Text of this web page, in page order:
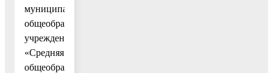
муниципального
общеобразовательного
учреждения
«Средняя
общеобразовательная